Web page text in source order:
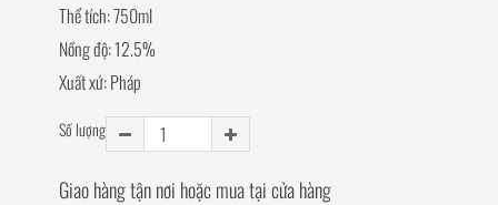
Thể tích: 750ml
Nồng độ: 12.5%
Xuất xứ: Pháp
Số lượng
Giao hàng tận nơi hoặc mua tại cửa hàng